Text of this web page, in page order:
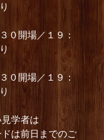
開場／１９：
開場／１９：
学者は
は前日までのご